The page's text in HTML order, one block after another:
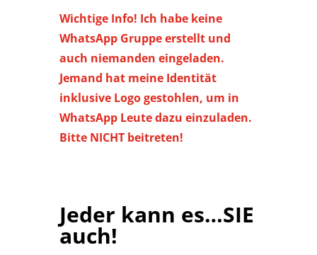
Wichtige Info! Ich habe keine
WhatsApp Gruppe erstellt und
auch niemanden eingeladen.
Jemand hat meine Identität
inklusive Logo gestohlen, um in
WhatsApp Leute dazu einzuladen.
Bitte NICHT beitreten!
Jeder kann es…SIE
auch!